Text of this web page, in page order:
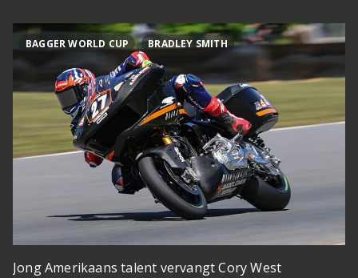
BAGGER WORLD CUP BRADLEY SMITH
Jong Amerikaans talent vervangt Cory West